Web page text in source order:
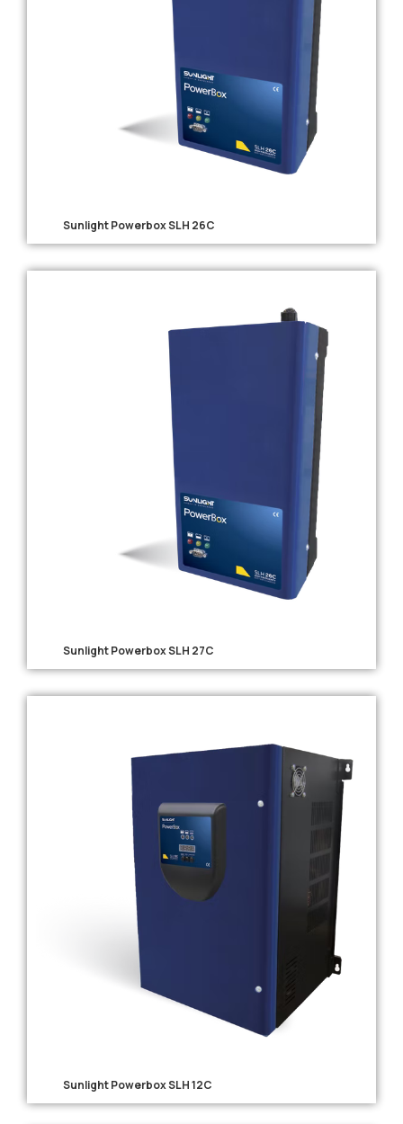
Sunlight Powerbox SLH 26C
Sunlight Powerbox SLH 27C
Sunlight Powerbox SLH 12C